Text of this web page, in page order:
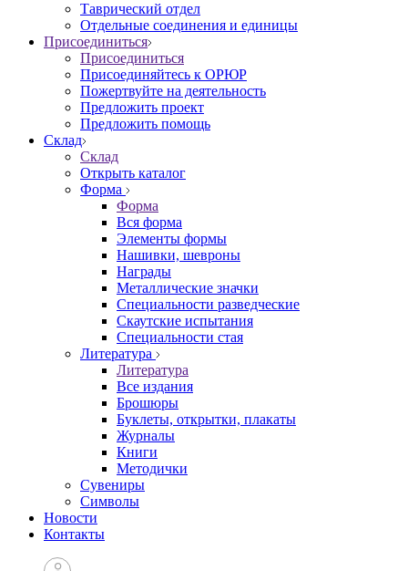
Таврический отдел
Отдельные соединения и единицы
Присоединиться
Присоединиться
Присоединяйтесь к ОРЮР
Пожертвуйте на деятельность
Предложить проект
Предложить помощь
Склад
Склад
Открыть каталог
Форма
Форма
Вся форма
Элементы формы
Нашивки, шевроны
Награды
Металлические значки
Специальности разведческие
Скаутские испытания
Специальности стая
Литература
Литература
Все издания
Брошюры
Буклеты, открытки, плакаты
Журналы
Книги
Методички
Сувениры
Символы
Новости
Контакты